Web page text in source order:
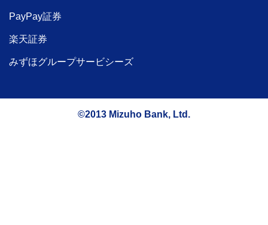
PayPay証券
楽天証券
みずほグループサービシーズ
©2013 Mizuho Bank, Ltd.